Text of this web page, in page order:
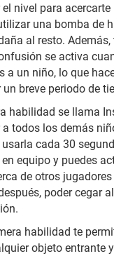
nivel para
una bomba de
al resto.
se activa
a un niño, lo que
breve periodo de
habilidad se llama
todos los demás
usarla cada 30
equipo y puedes
de otros
poder cegar
habilidad te
objeto entrante